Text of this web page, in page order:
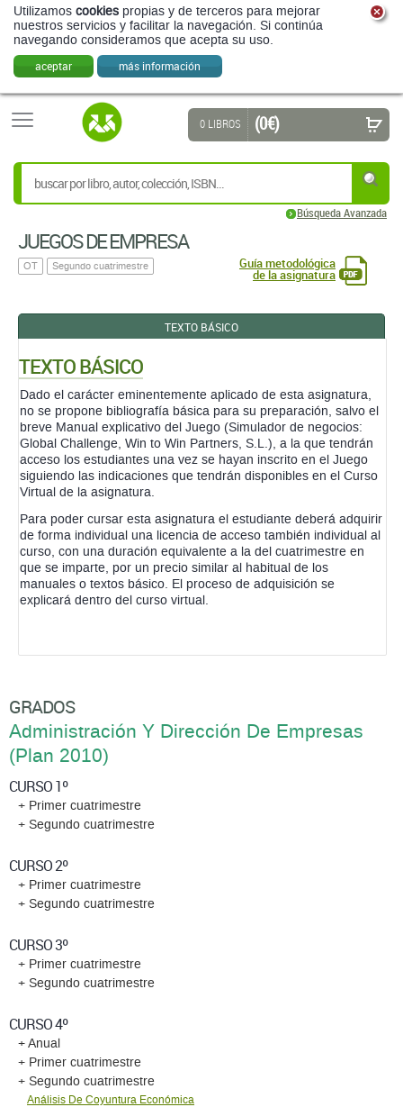
Utilizamos cookies propias y de terceros para mejorar
nuestros servicios y facilitar la navegación. Si continúa
navegando consideramos que acepta su uso.
aceptar más información
Búsqueda Avanzada
0 LIBROS (0 €)
JUEGOS DE EMPRESA
OT Segundo cuatrimestre Guía metodológica
de la asignatura
TEXTO BÁSICO
TEXTO BÁSICO
Dado el carácter eminentemente aplicado de esta asignatura,
no se propone bibliografía básica para su preparación, salvo el
breve Manual explicativo del Juego (Simulador de negocios:
Global Challenge, Win to Win Partners, S.L.), a la que tendrán
acceso los estudiantes una vez se hayan inscrito en el Juego
siguiendo las indicaciones que tendrán disponibles en el Curso
Virtual de la asignatura.
Para poder cursar esta asignatura el estudiante deberá adquirir
de forma individual una licencia de acceso también individual al
curso, con una duración equivalente a la del cuatrimestre en
que se imparte, por un precio similar al habitual de los
manuales o textos básico. El proceso de adquisición se
explicará dentro del curso virtual.
GRADOS
Administración Y Dirección De Empresas
(Plan 2010)
CURSO 1º
+ Primer cuatrimestre
+ Segundo cuatrimestre
CURSO 2º
+ Primer cuatrimestre
+ Segundo cuatrimestre
CURSO 3º
+ Primer cuatrimestre
+ Segundo cuatrimestre
CURSO 4º
+ Anual
+ Primer cuatrimestre
+ Segundo cuatrimestre
Análisis De Coyuntura Económica